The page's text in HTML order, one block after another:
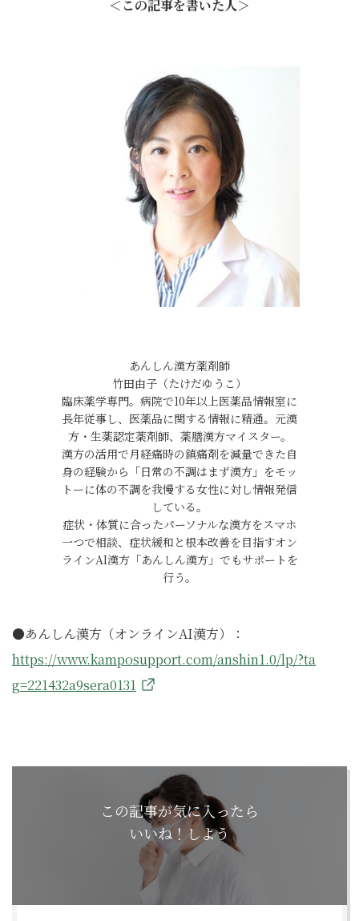
＜この記事を書いた人＞
あんしん漢方薬剤師
竹田由子（たけだゆうこ）
臨床薬学専門。病院で10年以上医薬品情報室に
長年従事し、医薬品に関する情報に精通。元漢
方・生薬認定薬剤師、薬膳漢方マイスター。
漢方の活用で月経痛時の鎮痛剤を減量できた自
身の経験から「日常の不調はまず漢方」をモッ
トーに体の不調を我慢する女性に対し情報発信
している。
症状・体質に合ったパーソナルな漢方をスマホ
一つで相談、症状緩和と根本改善を目指すオン
ラインAI漢方「あんしん漢方」でもサポートを
行う。
●あんしん漢方（オンラインAI漢方）：
https://www.kamposupport.com/anshin1.0/lp/?ta
g=221432a9sera0131
この記事が気に入ったら
いいね！しよう